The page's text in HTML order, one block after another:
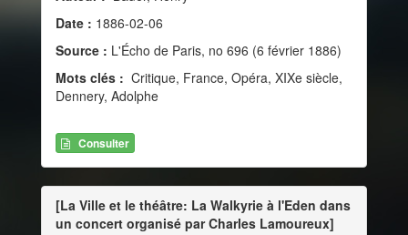
Date : 1886-02-06
Source : L'Écho de Paris, no 696 (6 février 1886)
Mots clés : Critique, France, Opéra, XIXe siècle,
Dennery, Adolphe
Consulter
[La Ville et le théâtre: La Walkyrie à l'Eden dans
un concert organisé par Charles Lamoureux]